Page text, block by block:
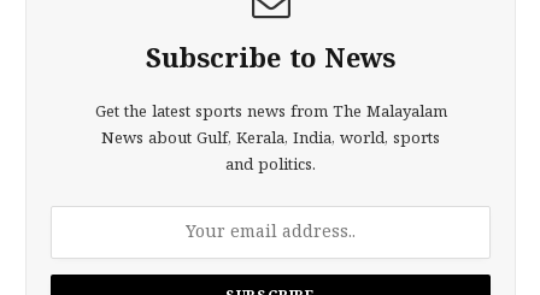
Subscribe to News
Get the latest sports news from The Malayalam
News about Gulf, Kerala, India, world, sports
and politics.